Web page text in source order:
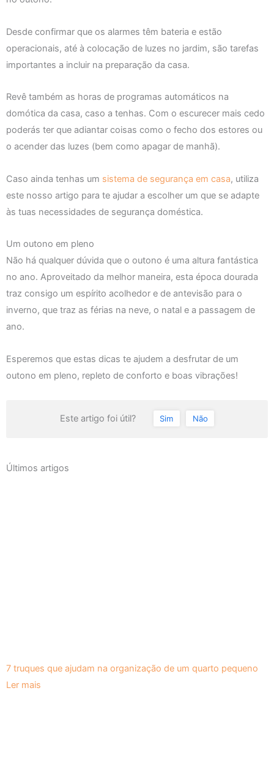
Desde confirmar que os alarmes têm bateria e estão
operacionais, até à colocação de luzes no jardim, são tarefas
importantes a incluir na preparação da casa.
Revê também as horas de programas automáticos na
domótica da casa, caso a tenhas. Com o escurecer mais cedo
poderás ter que adiantar coisas como o fecho dos estores ou
o acender das luzes (bem como apagar de manhã).
Caso ainda tenhas um sistema de segurança em casa, utiliza
este nosso artigo para te ajudar a escolher um que se adapte
às tuas necessidades de segurança doméstica.
Um outono em pleno
Não há qualquer dúvida que o outono é uma altura fantástica
no ano. Aproveitado da melhor maneira, esta época dourada
traz consigo um espírito acolhedor e de antevisão para o
inverno, que traz as férias na neve, o natal e a passagem de
ano.
Esperemos que estas dicas te ajudem a desfrutar de um
outono em pleno, repleto de conforto e boas vibrações!
Este artigo foi útil? Sim Não
Últimos artigos
7 truques que ajudam na organização de um quarto pequeno
Ler mais